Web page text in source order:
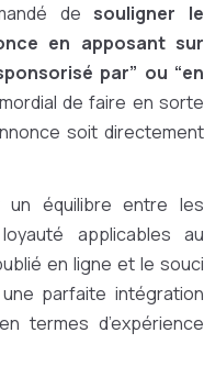
de souligner le
en apposant sur
par” ou “en
de faire en sorte
soit directement
équilibre entre les
applicables au
en ligne et le souci
parfaite intégration
termes d’expérience